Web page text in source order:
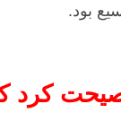
بود.
کرد